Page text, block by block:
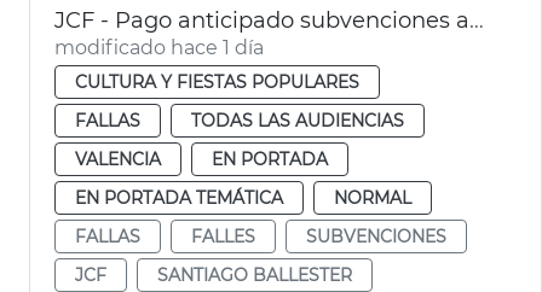
JCF - Pago anticipado subvenciones agrupaciones de falla
modificado hace 1 día
CULTURA Y FIESTAS POPULARES
FALLAS
TODAS LAS AUDIENCIAS
VALENCIA
EN PORTADA
EN PORTADA TEMÁTICA
NORMAL
FALLAS
FALLES
SUBVENCIONES
JCF
SANTIAGO BALLESTER